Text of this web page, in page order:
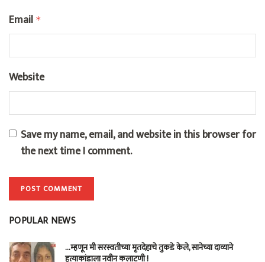
Email *
Website
Save my name, email, and website in this browser for
the next time I comment.
POPULAR NEWS
…म्हणून मी सरस्वतीच्या मृतदेहाचे तुकडे केले, सानेच्या दाव्याने
हत्याकांडाला नवीन कलाटणी !